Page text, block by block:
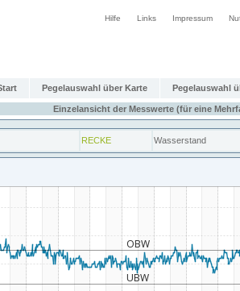
Hilfe Links Impressum
Pegelauswahl über Karte Pegelauswahl
Einzelansicht der Messwerte (für eine
RECKE Wasserstand